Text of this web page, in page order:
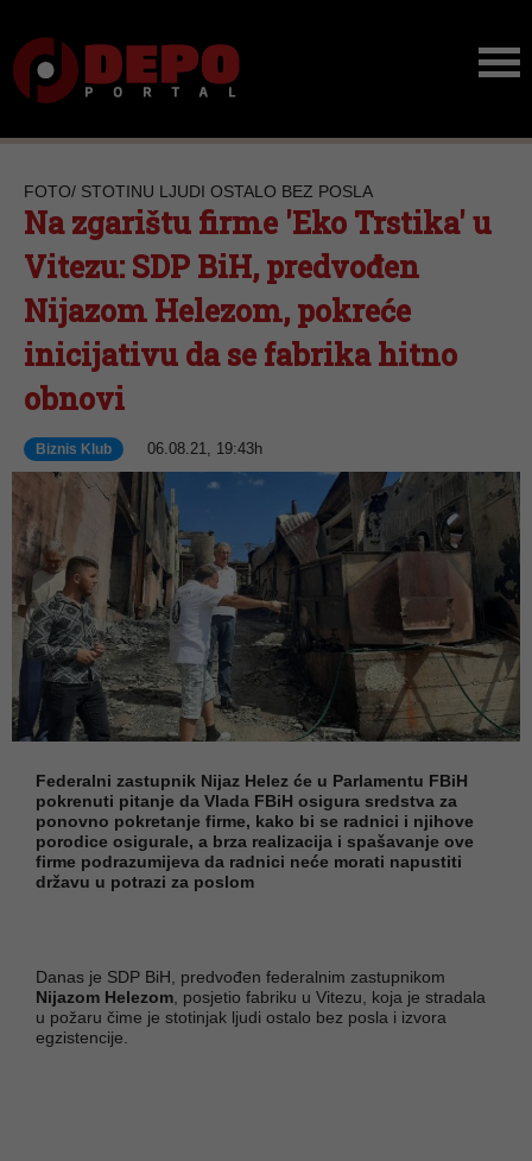
FOTO/ STOTINU LJUDI OSTALO BEZ POSLA
Na zgarištu firme 'Eko Trstika' u
Vitezu: SDP BiH, predvođen
Nijazom Helezom, pokreće
inicijativu da se fabrika hitno
obnovi
Biznis Klub 06.08.21, 19:43h
Federalni zastupnik Nijaz Helez će u Parlamentu FBiH
pokrenuti pitanje da Vlada FBiH osigura sredstva za
ponovno pokretanje firme, kako bi se radnici i njihove
porodice osigurale, a brza realizacija i spašavanje ove
firme podrazumijeva da radnici neće morati napustiti
državu u potrazi za poslom
Danas je SDP BiH, predvođen federalnim zastupnikom
Nijazom Helezom , posjetio fabriku u Vitezu, koja je stradala
u požaru čime je stotinjak ljudi ostalo bez posla i izvora
egzistencije.